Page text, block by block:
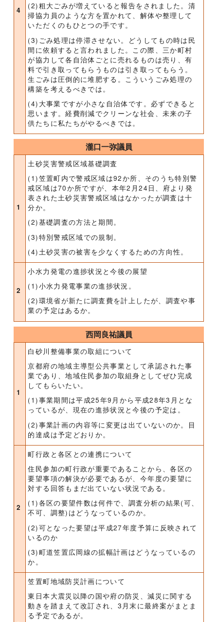
4
(2)粗大ごみが増えていると報告をされました。清
掃協力員のような方を置かれて、解体や整理して
いただくのもひとつの手です。
(3)ごみ処理は停滞させない。どうしてもの時は民
間に依頼すると言われました。この際、三か町村
が協力して各自治体ごとに売れるものは売り、有
料で引き取ってもらうものは引き取ってもらう。
生ごみは圧倒的に堆肥する。こういうごみ処理の
構築を考えるべきでは。
(4)大事業ですが小さな自治体です。必ずできると
思います。経費削減でクリーンな社会、未来の子
供たちに私たちがやるべきでは。
瀧口一弥議員
1
土砂災害警戒区域基礎調査
(1)笠置町内で警戒区域は92か所、そのうち特別警
戒区域は70か所ですが、本年2月24日、府より発
表された土砂災害警戒区域はなかったが調査は十
分か。
(2)基礎調査の方法と期間。
(3)特別警戒区域での規制。
(4)土砂災害の被害を少なくするための方向性。
2
小水力発電の進捗状況と今後の展望
(1)小水力発電事業の進捗状況。
(2)環境省が新たに調査費を計上したが、調査や事
業の予定はあるか。
西岡良祐議員
1
白砂川整備事業の取組について
京都府の地域主導型公共事業として承認された事
業であり、地域住民参加の取組身としてぜひ完成
してもらいたい。
(1)事業期間は平成25年9月から平成28年3月とな
っているが、現在の進捗状況と今後の予定は。
(2)事業計画の内容等に変更は出ていないのか。目
的達成は予定どおりか。
2
町行政と各区との連携について
住民参加の町行政が重要であることから、各区の
要望事項の解決が必要であるが、今年度の要望に
対する回答もまだ出ていない状況である。
(1)各区の要望件数は何件で、調査分析の結果(可、
不可、調整)はどうなっているのか。
(2)可となった要望は平成27年度予算に反映されて
いるのか
(3)町道笠置広岡線の拡幅計画はどうなっているの
か。
笠置町地域防災計画について
東日本大震災以降の国や府の防災、減災に関する
動きを踏まえて改訂され、3月末に最終案がまとま
る予定であるが。